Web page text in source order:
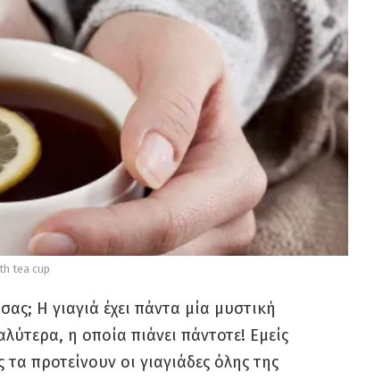
tea cup
Η γιαγιά έχει πάντα μία μυστική
η οποία πιάνει πάντοτε! Εμείς
προτείνουν οι γιαγιάδες όλης της